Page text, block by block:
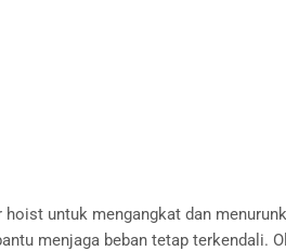
untuk mengangkat dan
menjaga beban tetap terkendali.